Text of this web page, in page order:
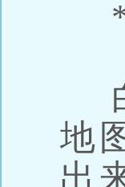
地
出